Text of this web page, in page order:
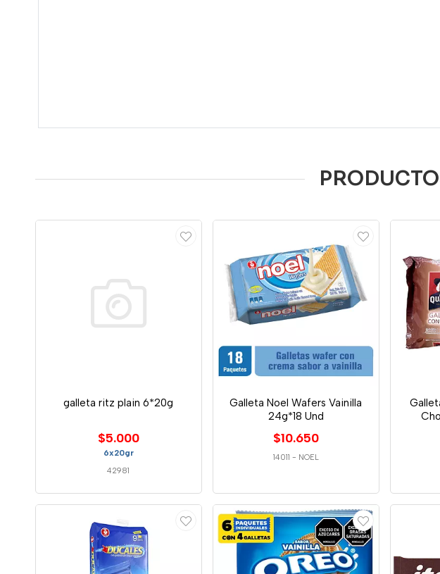
galleta ritz plain 6*20g
$5.000
6x20gr
42981
Galleta Noel Wafers Vainilla
24g*18 Und
$10.650
14011 - NOEL